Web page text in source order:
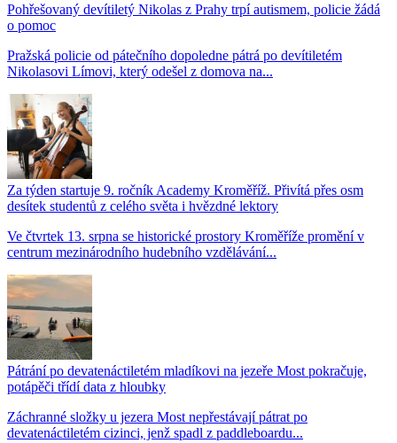
Pohřešovaný devítiletý Nikolas z Prahy trpí autismem, policie žádá
o pomoc
Pražská policie od pátečního dopoledne pátrá po devítiletém
Nikolasovi Límovi, který odešel z domova na...
Za týden startuje 9. ročník Academy Kroměříž. Přivítá přes osm
desítek studentů z celého světa i hvězdné lektory
Ve čtvrtek 13. srpna se historické prostory Kroměříže promění v
centrum mezinárodního hudebního vzdělávání...
Pátrání po devatenáctiletém mladíkovi na jezeře Most pokračuje,
potápěči třídí data z hloubky
Záchranné složky u jezera Most nepřestávají pátrat po
devatenáctiletém cizinci, jenž spadl z paddleboardu...